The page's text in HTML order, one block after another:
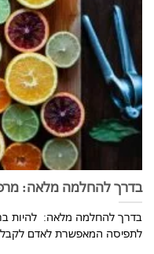
בדרך להחלמה מלאה:
בדרך להחלמה מלאה: להיות
לתפיסה המאפשרת לאדם